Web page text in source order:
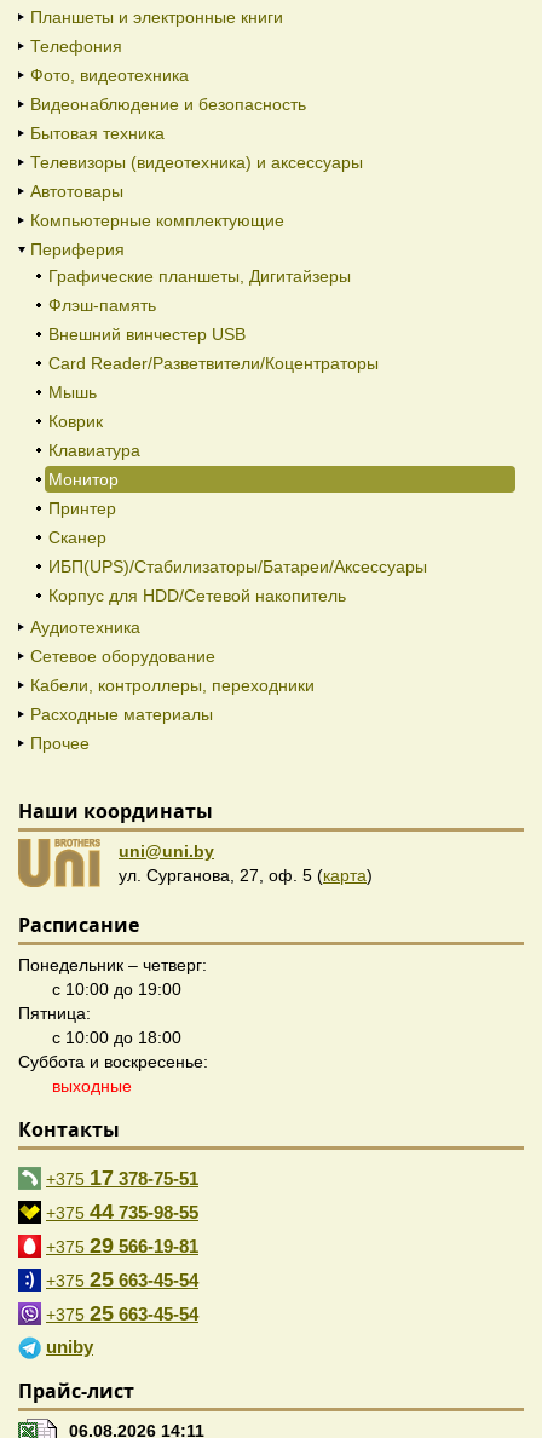
Планшеты и электронные книги
Телефония
Фото, видеотехника
Видеонаблюдение и безопасность
Бытовая техника
Телевизоры (видеотехника) и аксессуары
Автотовары
Компьютерные комплектующие
Периферия
Графические планшеты, Дигитайзеры
Флэш-память
Внешний винчестер USB
Card Reader/Разветвители/Коцентраторы
Мышь
Коврик
Клавиатура
Монитор
Принтер
Сканер
ИБП(UPS)/Стабилизаторы/Батареи/Аксессуары
Корпус для HDD/Cетевой накопитель
Аудиотехника
Сетевое оборудование
Кабели, контроллеры, переходники
Расходные материалы
Прочее
Наши координаты
uni@uni.by
ул. Сурганова, 27, оф. 5 (карта)
Расписание
Понедельник – четверг:
с 10:00 до 19:00
Пятница:
с 10:00 до 18:00
Суббота и воскресенье:
выходные
Контакты
+375 17 378-75-51
+375 44 735-98-55
+375 29 566-19-81
+375 25 663-45-54
+375 25 663-45-54
uniby
Прайс-лист
06.08.2026 14:11